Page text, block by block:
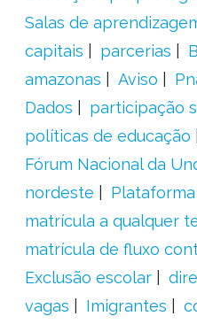
Salas de
capitais
parcerias
amazonas
Aviso
Dados
participação
políticas de educação
Fórum Nacional da
nordeste
Plataforma
matrícula a qualquer
matrícula de fluxo
Exclusão escolar
vagas
Imigrantes